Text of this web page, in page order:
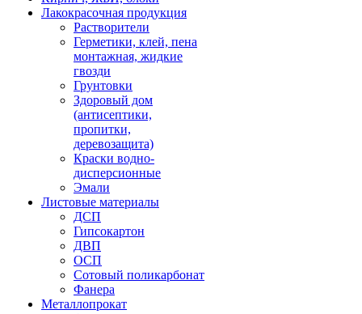
Лакокрасочная продукция
Растворители
Герметики, клей, пена
монтажная, жидкие
гвозди
Грунтовки
Здоровый дом
(антисептики,
пропитки,
деревозащита)
Краски водно-
дисперсионные
Эмали
Листовые материалы
ДСП
Гипсокартон
ДВП
ОСП
Сотовый поликарбонат
Фанера
Металлопрокат